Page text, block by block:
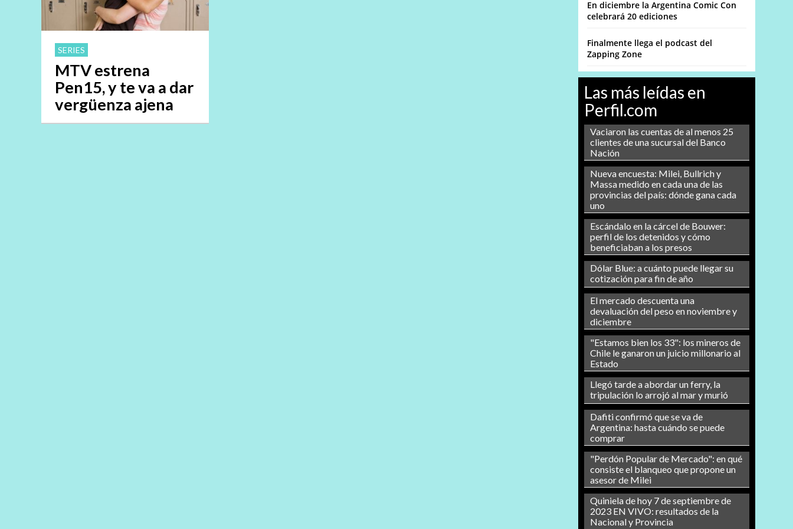
En diciembre la Argentina Comic Con
celebrará 20 ediciones
Finalmente llega el podcast del
Zapping Zone
Las más leídas en
Perfil.com
Vaciaron las cuentas de al menos 25
clientes de una sucursal del Banco
Nación
Nueva encuesta: Milei, Bullrich y
Massa medido en cada una de las
provincias del país: dónde gana cada
uno
Escándalo en la cárcel de Bouwer:
perfil de los detenidos y cómo
beneficiaban a los presos
Dólar Blue: a cuánto puede llegar su
cotización para fin de año
El mercado descuenta una
devaluación del peso en noviembre y
diciembre
"Estamos bien los 33": los mineros de
Chile le ganaron un juicio millonario al
Estado
Llegó tarde a abordar un ferry, la
tripulación lo arrojó al mar y murió
Dafiti confirmó que se va de
Argentina: hasta cuándo se puede
comprar
"Perdón Popular de Mercado": en qué
consiste el blanqueo que propone un
asesor de Milei
Quiniela de hoy 7 de septiembre de
2023 EN VIVO: resultados de la
Nacional y Provincia
SERIES
MTV estrena
Pen15, y te va a dar
vergüenza ajena